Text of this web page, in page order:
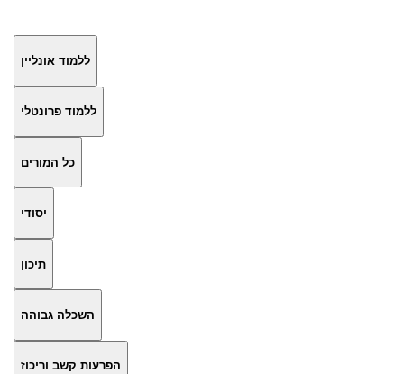
ללמוד אונליין
ללמוד פרונטלי
כל המורים
יסודי
תיכון
השכלה גבוהה
הפרעות קשב וריכוז